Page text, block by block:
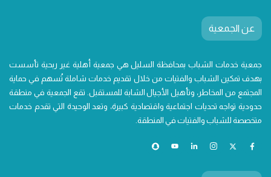
عن الجمعية
جمعية خدمات الشباب بمحافظة السليل هي جمعية أهلية غير ربحية تأسست
بهدف تمكين الشباب والفتيات من خلال تقديم خدمات شاملة تُسهم في حماية
المجتمع من المخاطر، وتأهيل الأجيال الشابة للمستقبل. تقع الجمعية في منطقة
حدودية تواجه تحديات اجتماعية واقتصادية كبيرة، وتعد الوحيدة التي تقدم خدمات
متخصصة للشباب والفتيات في المنطقة.